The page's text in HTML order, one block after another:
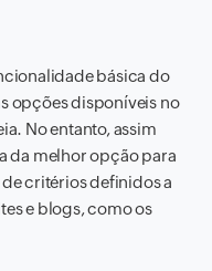
básica do
opções disponíveis no
No entanto, assim
da melhor opção para
critérios definidos a
e blogs, como os